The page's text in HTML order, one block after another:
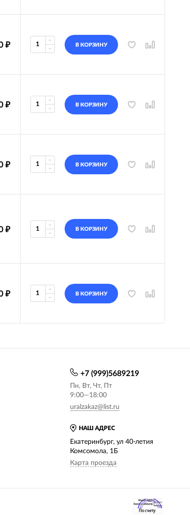
₽ В КОРЗИНУ
₽ В КОРЗИНУ
₽ В КОРЗИНУ
₽ В КОРЗИНУ
₽ В КОРЗИНУ
НАШ АДРЕС
Екатеринбург, ул 40-летия
Комсомола, 1Б
Карта проезда
+7 (999)5689219
Пн, Вт, Чт, Пт
9:00—18:00
uralzakaz@list.ru